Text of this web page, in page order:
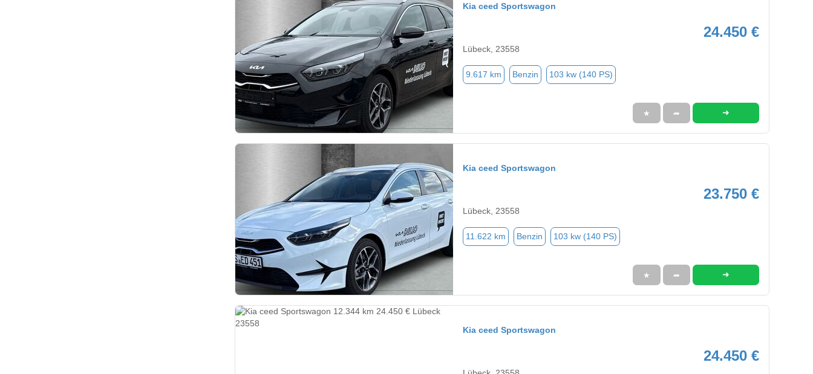
Kia ceed Sportswagon
24.450 €
Lübeck, 23558
9.617 km Benzin 103 kw (140 PS)
★ ➦ ➜
Kia ceed Sportswagon
23.750 €
Lübeck, 23558
11.622 km Benzin 103 kw (140 PS)
★ ➦ ➜
Kia ceed Sportswagon
24.450 €